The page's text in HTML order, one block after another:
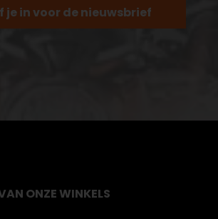
je in voor de nieuwsbrief
ONZE WINKELS